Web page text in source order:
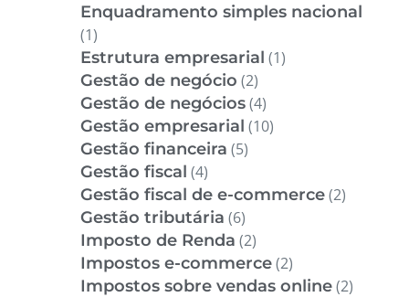
Enquadramento simples nacional
(1)
Estrutura empresarial (1)
Gestão de negócio (2)
Gestão de negócios(4)
Gestão empresarial (10)
Gestão financeira (5)
Gestão fiscal (4)
Gestão fiscal de e-commerce(2)
Gestão tributária (6)
Imposto de Renda (2)
Impostos e-commerce(2)
Impostos sobre vendas online(2)